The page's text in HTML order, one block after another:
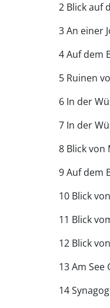
2 Blick auf
3 An einer
4 Auf dem
5 Ruinen
6 In der
7 In der
8 Blick von
9 Auf dem
10 Blick
11 Blick
12 Blick
13 Am See
14